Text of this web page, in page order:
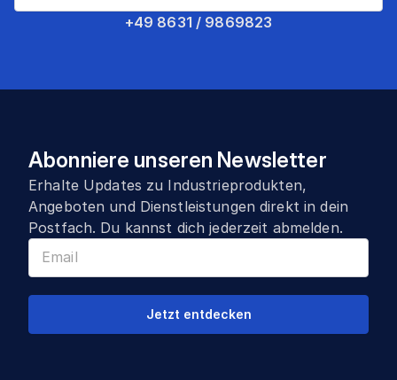
+49 8631 / 9869823
Abonniere unseren Newsletter
Erhalte Updates zu Industrieprodukten,
Angeboten und Dienstleistungen direkt in dein
Postfach. Du kannst dich jederzeit abmelden.
Jetzt entdecken